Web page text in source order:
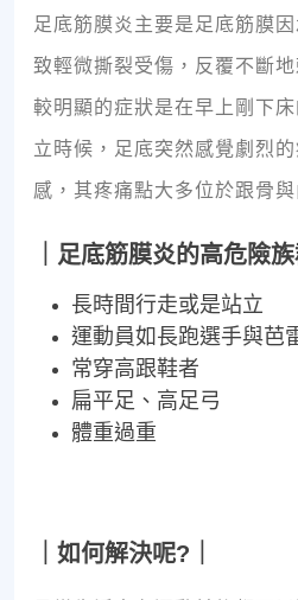
足底筋膜炎主要是足底筋膜
致輕微撕裂受傷，反覆不斷
較明顯的症狀是在早上剛下
立時候，足底突然感覺劇烈
感，其疼痛點大多位於跟骨與
｜足底筋膜炎的高危險族
長時間行走或是站立
運動員如長跑選手與芭
常穿高跟鞋者
扁平足、高足弓
體重過重
｜如何解決呢?｜